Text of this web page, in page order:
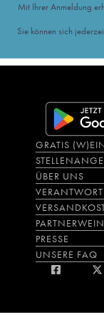
Mit Ihrer Anmeldung
Sie können sich
GRATIS
ÜBER UNS
PRESSE
UNSERE FAQ